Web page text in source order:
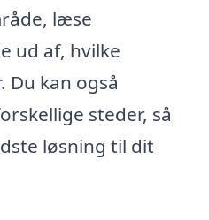
læse
ud af, hvilke
Du kan også
steder, så
løsning til dit